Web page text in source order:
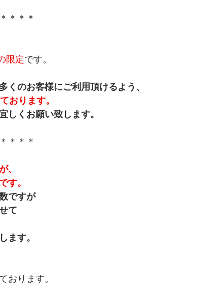
＊＊＊
限定です。
くのお客様にご利用頂けるよう、
おります。
しくお願い致します。
＊＊＊
、
す。
ですが
て
ます。
おります。